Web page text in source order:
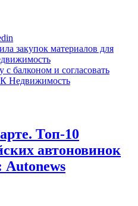
закупок материалов для
балконом и согласовать
Недвижимость
Топ-10
автоновинок
Autonews